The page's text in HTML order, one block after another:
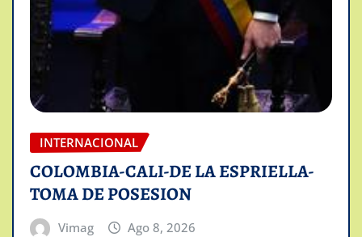
INTERNACIONAL
COLOMBIA-CALI-DE LA ESPRIELLA-
TOMA DE POSESION
Vimag Ago 8, 2026